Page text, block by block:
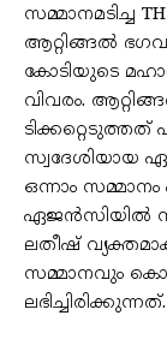
സമ്മാനമടിച്ച
ആറ്റിങ്ങൽ
കോടിയുടെ
വിവരം.
സ്വദേശിയായ
ഒന്നാം
ഏജൻസിയിൽ
ലതീഷ്
സമ്മാനവും
ലഭിച്ചിരിക്കുന്നത്.